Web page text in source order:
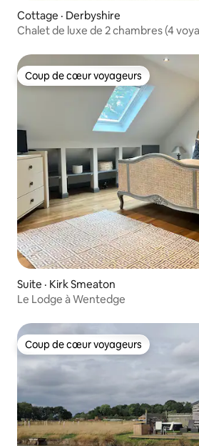
Cottage · Derbyshire
Chalet de luxe de 2 chambres (4
Coup de cœur voyageurs
Coup de cœur voyageurs
Suite · Kirk Smeaton
Le Lodge à Wentedge
Coup de cœur voyageurs
Coup de cœur voyageurs